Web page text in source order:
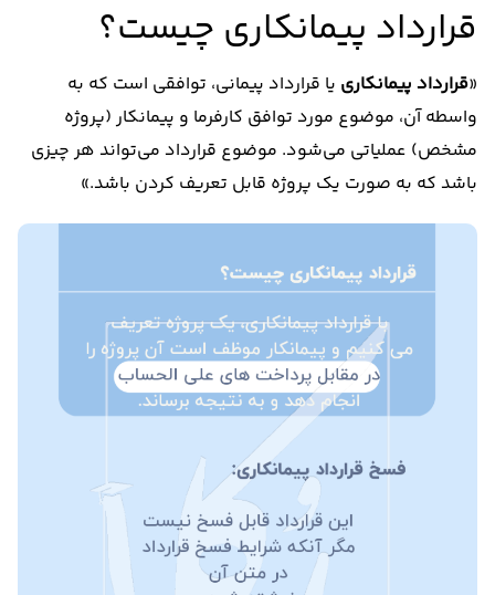
قرارداد پیمانکاری چیست؟
«قرارداد پیمانکاری یا قرارداد پیمانی، توافقی است که به
واسطه آن، موضوع مورد توافق کارفرما و پیمانکار (پروژه
مشخص) عملیاتی می‌شود. موضوع قرارداد می‌تواند هر چیزی
باشد که به صورت یک پروژه قابل تعریف کردن باشد.»